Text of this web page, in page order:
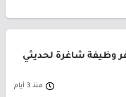
وظيفة شاغرة لحديثي
منذ 3 أيام